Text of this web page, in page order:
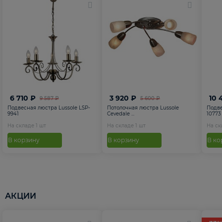
9 587 ₽
6 710 ₽
Подвесная люстра Lussole LSP-
9941
На складе 1 шт
В корзину
5 600 ₽
3 920 ₽
Потолочная люстра Lussole
Cevedale ...
На складе 1 шт
В корзину
10
10773
На
В
АКЦИИ